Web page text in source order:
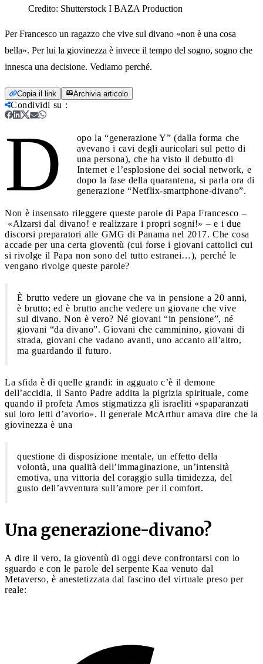
Credito: Shutterstock I BAZA Production
Per Francesco un ragazzo che vive sul divano «non è una cosa
bella». Per lui la giovinezza è invece il tempo del sogno, sogno che
innesca una decisione. Vediamo perché.
Copia il link Archivia articolo
Condividi su :
D
opo la “generazione Y” (dalla forma che
avevano i cavi degli auricolari sul petto di
una persona), che ha visto il debutto di
Internet e l’esplosione dei social network, e
dopo la fase della quarantena, si parla ora di
generazione “Netflix-smartphone-divano”.
Non è insensato rileggere queste parole di Papa Francesco –
«Alzarsi dal divano! e realizzare i propri sogni!» – e i due
discorsi preparatori alle GMG di Panama nel 2017. Che cosa
accade per una certa gioventù (cui forse i giovani cattolici cui
si rivolge il Papa non sono del tutto estranei…), perché le
vengano rivolge queste parole?
È brutto vedere un giovane che va in pensione a 20 anni,
è brutto; ed è brutto anche vedere un giovane che vive
sul divano. Non è vero? Né giovani “in pensione”, né
giovani “da divano”. Giovani che camminino, giovani di
strada, giovani che vadano avanti, uno accanto all’altro,
ma guardando il futuro.
La sfida è di quelle grandi: in agguato c’è il demone
dell’accidia, il Santo Padre addita la pigrizia spirituale, come
quando il profeta Amos stigmatizza gli israeliti «spaparanzati
sui loro letti d’avorio». Il generale McArthur amava dire che la
giovinezza è una
questione di disposizione mentale, un effetto della
volontà, una qualità dell’immaginazione, un’intensità
emotiva, una vittoria del coraggio sulla timidezza, del
gusto dell’avventura sull’amore per il comfort.
Una generazione-divano?
A dire il vero, la gioventù di oggi deve confrontarsi con lo
sguardo e con le parole del serpente Kaa venuto dal
Metaverso, è anestetizzata dal fascino del virtuale preso per
reale: